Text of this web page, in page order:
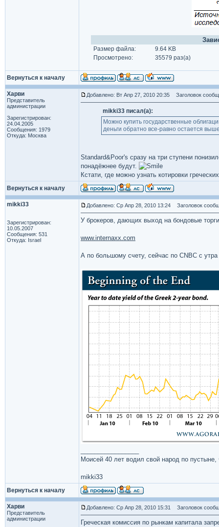
Размер файла:
9.64 KB
Просмотрено:
35579 раз(а)
Вернуться к началу
Харви
Представитель
администрации
Зарегистрирован:
24.04.2005
Сообщения: 1979
Откуда: Москва
Добавлено: Вт Апр 27, 2010 20:35 Заголовок
mikki33 писал(а):
Можно купить государственные
деньги обратно все-равно остается
Standard&Poor's сразу на три ступени
понадёжнее будут.
Кстати, где можно узнать котировки
Вернуться к началу
mikki33
Зарегистрирован:
10.05.2007
Сообщения: 531
Откуда: Israel
Добавлено: Ср Апр 28, 2010 13:24 Заголовок
У брокеров, дающих выход на бондовые
www.internaxx.com
А по большому счету, сейчас по CNBC с
Моисей 40 лет водил свой народ по
mikki33
Вернуться к началу
Харви
Представитель
администрации
Добавлено: Ср Апр 28, 2010 15:31 Заголовок
Греческая комиссия по рынкам капитала